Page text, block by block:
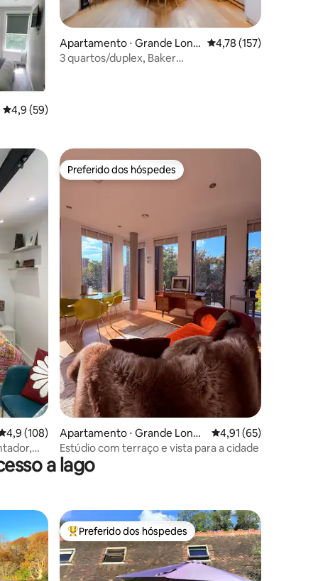
4,9 de uma avaliação média de 5, 59 avaliações
4,9 (59)
Apartamento ⋅ Grande Lond
res
4,78 de uma avaliação
4,78 (157)
3 quartos/duplex, Baker
hóspedes
de uma avaliação média de 5, 108 avaliações
4,9 (108)
Preferido dos hóspedes
Preferido dos hóspedes
Apartamento ⋅ Grande Londr
es
4,91 de uma
4,91 (65)
Estúdio com terraço e vista para a cidade
a lago
hóspedes Entre os melhores preferidos dos hóspedes
Preferido dos hóspedes